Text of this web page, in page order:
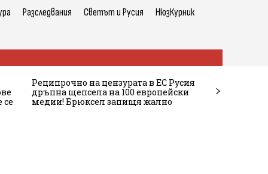
Разследвания Светът и Русия НюзКурник
се
Реципрочно на цензурата в ЕС Русия
дръпна щепсела на 100 европейски
медии! Брюксел запищя жално